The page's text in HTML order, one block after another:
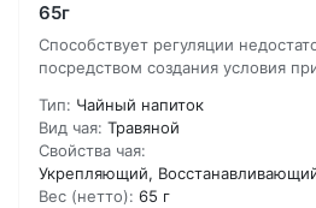
65г
Способствует регуляции
посредством создания условия
Тип: Чайный напиток
Вид чая: Травяной
Свойства чая:
Укрепляющий,
Вес (нетто): 65 г